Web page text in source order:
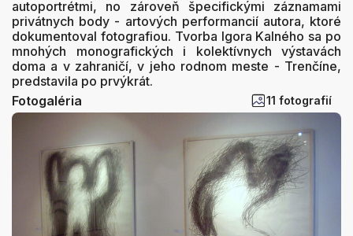
autoportrétmi, no zároveň špecifickými záznamami
privátnych body - artových performancií autora, ktoré
dokumentoval fotografiou. Tvorba Igora Kalného sa po
mnohých monografických i kolektívnych výstavách
doma a v zahraničí, v jeho rodnom meste - Trenčíne,
predstavila po prvýkrát.
Fotogaléria
11 fotografií